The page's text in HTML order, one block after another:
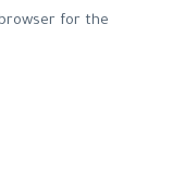
for the